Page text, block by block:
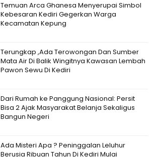
Temuan Arca Ghanesa Menyerupai Simbol
Kebesaran Kediri Gegerkan Warga
Kecamatan Kepung
Terungkap ,Ada Terowongan Dan Sumber
Mata Air Di Balik Wingitnya Kawasan Lembah
Pawon Sewu Di Kediri
Dari Rumah ke Panggung Nasional: Persit
Bisa 2 Ajak Masyarakat Belanja Sekaligus
Bangun Negeri
Ada Misteri Apa ? Peninggalan Leluhur
Berusia Ribuan Tahun Di Kediri Mulai